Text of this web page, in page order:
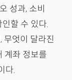
성과, 소비
할 수 있다.
무엇이 달라진
계좌 정보를
다.